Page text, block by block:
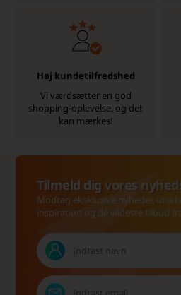
Høj kundetilfredshed
Vi værdsætter en god
shopping-oplevelse, og det
kan mærkes!
Tilmeld dig vores
Modtag eksklusive nyheder,
inspiration og de vildeste tilbud